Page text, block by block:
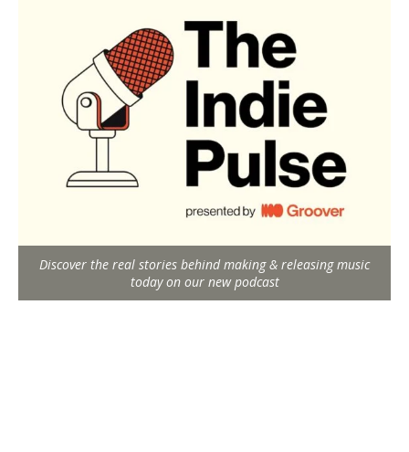
Discover the real stories behind making & releasing music
today on our new podcast